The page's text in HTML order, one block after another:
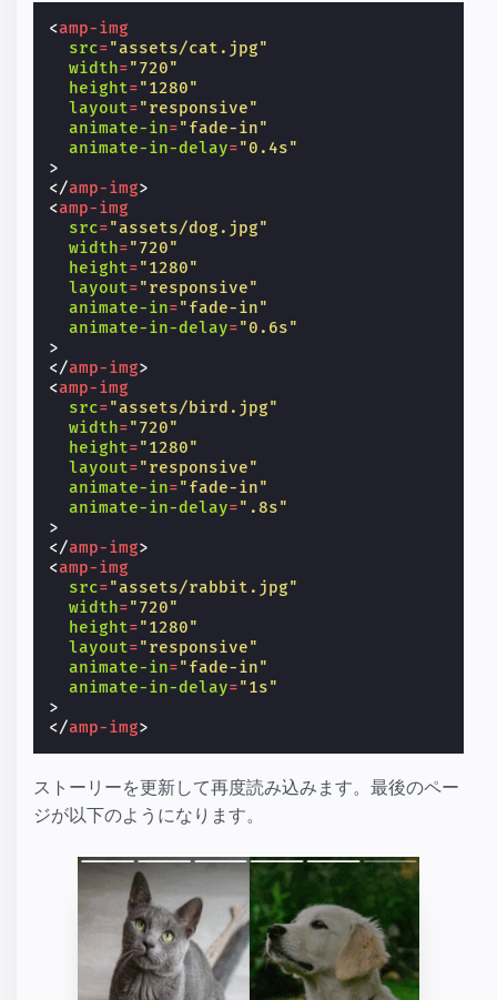
<amp-img
src="assets/cat.jpg"
width="720"
height="1280"
layout="responsive"
animate-in="fade-in"
animate-in-delay="0.4s"
>
</amp-img>
<amp-img
src="assets/dog.jpg"
width="720"
height="1280"
layout="responsive"
animate-in="fade-in"
animate-in-delay="0.6s"
>
</amp-img>
<amp-img
src="assets/bird.jpg"
width="720"
height="1280"
layout="responsive"
animate-in="fade-in"
animate-in-delay=".8s"
>
</amp-img>
<amp-img
src="assets/rabbit.jpg"
width="720"
height="1280"
layout="responsive"
animate-in="fade-in"
animate-in-delay="1s"
>
</amp-img>
ストーリーを更新して再度読み込みます。最後のペー
ジが以下のようになります。